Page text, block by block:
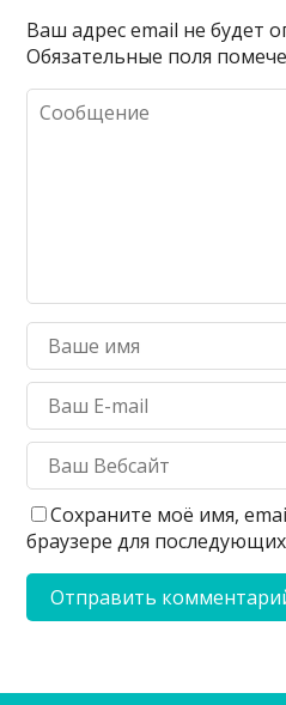
Ваш адрес email не будет
Обязательные поля
Сохраните моё имя,
браузере для